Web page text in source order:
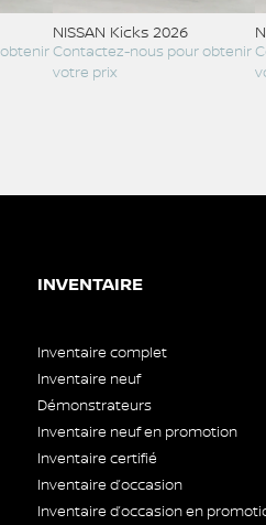
NISSAN Kicks 2026
Contactez-nous pour obtenir
votre prix
INVENTAIRE
Inventaire complet
Inventaire neuf
Démonstrateurs
Inventaire neuf en promotion
Inventaire certifié
Inventaire d’occasion
Inventaire d’occasion en